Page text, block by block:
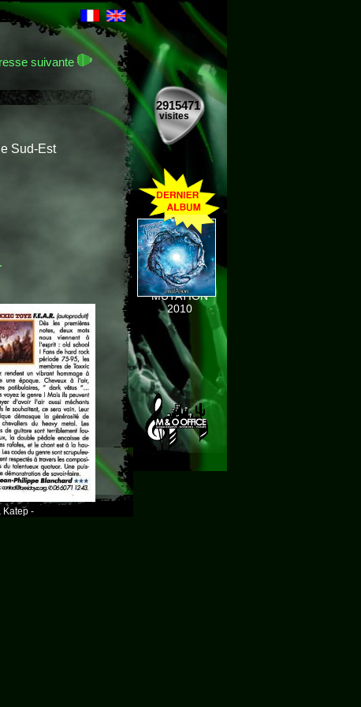
2915471
visites
MUTATION
2010
suivante
Sud-Est
Katep -